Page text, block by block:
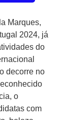
Marques,
2024, já
do
decorre no
o
com